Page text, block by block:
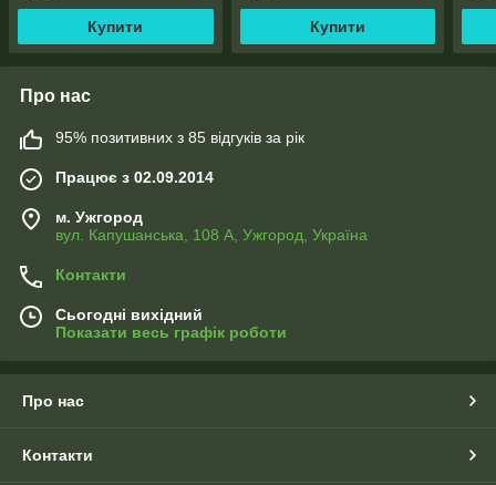
Купити Купити
Про нас
95% позитивних з 85 відгуків за рік
Працює з 02.09.2014
м. Ужгород
вул. Капушанська, 108 А, Ужгород, Україна
Контакти
Сьогодні вихідний
Показати весь графік роботи
Про нас
Контакти